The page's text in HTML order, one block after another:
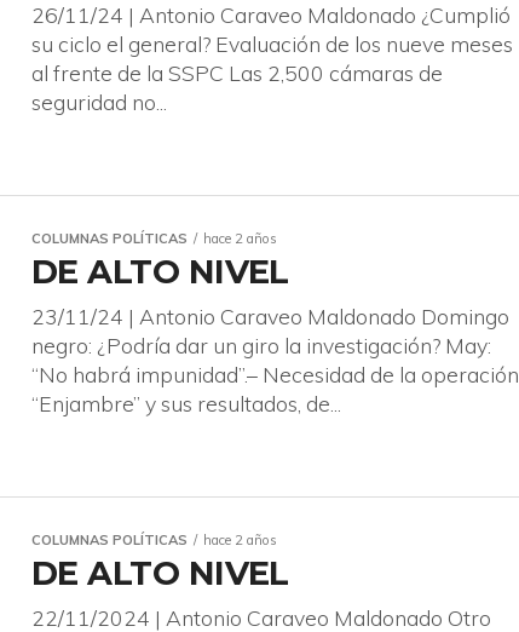
26/11/24 | Antonio Caraveo Maldonado ¿Cumplió
su ciclo el general? Evaluación de los nueve meses
al frente de la SSPC Las 2,500 cámaras de
seguridad no...
COLUMNAS POLÍTICAS hace 2 años
DE ALTO NIVEL
23/11/24 | Antonio Caraveo Maldonado Domingo
negro: ¿Podría dar un giro la investigación? May:
“No habrá impunidad”.– Necesidad de la operación
“Enjambre” y sus resultados, de...
COLUMNAS POLÍTICAS hace 2 años
DE ALTO NIVEL
22/11/2024 | Antonio Caraveo Maldonado Otro